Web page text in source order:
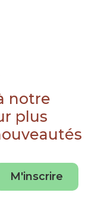
notre
plus
M'inscrire